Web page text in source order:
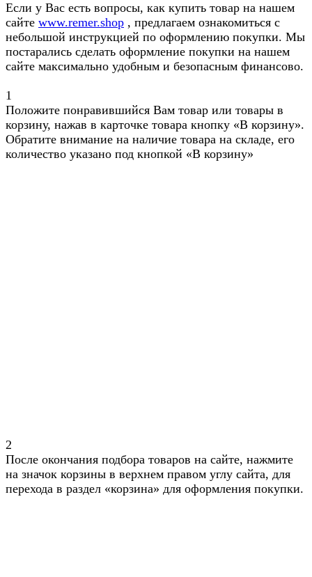
Если у Вас есть вопросы, как купить товар на нашем
сайте www.remer.shop , предлагаем ознакомиться с
небольшой инструкцией по оформлению покупки. Мы
постарались сделать оформление покупки на нашем
сайте максимально удобным и безопасным финансово.
1
Положите понравившийся Вам товар или товары в
корзину, нажав в карточке товара кнопку «В корзину».
Обратите внимание на наличие товара на складе, его
количество указано под кнопкой «В корзину»
2
После окончания подбора товаров на сайте, нажмите
на значок корзины в верхнем правом углу сайта, для
перехода в раздел «корзина» для оформления покупки.